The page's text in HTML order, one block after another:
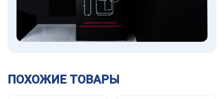
ПОХОЖИЕ ТОВАРЫ